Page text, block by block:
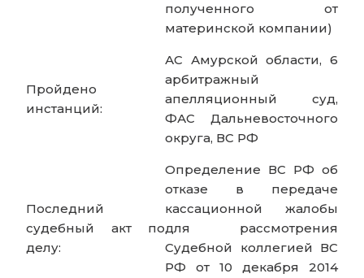
полученного от
материнской компании)
Пройдено
инстанций:
АС Амурской области, 6
арбитражный
апелляционный суд,
ФАС Дальневосточного
округа, ВС РФ
Последний
судебный акт по
делу:
Определение ВС РФ об
отказе в передаче
кассационной жалобы
для рассмотрения
Судебной коллегией ВС
РФ от 10 декабря 2014